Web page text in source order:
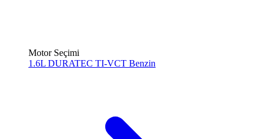
Motor Seçimi
1.6L DURATEC TI-VCT Benzin